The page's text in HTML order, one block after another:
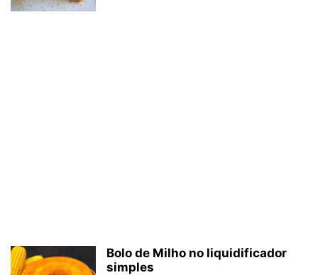
Bolo de Milho no liquidificador
simples